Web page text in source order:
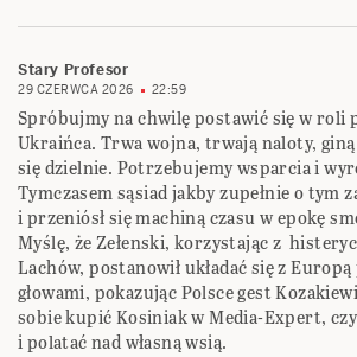
Stary Profesor
29 CZERWCA 2026 22:59
Spróbujmy na chwilę postawić się w roli
Ukraińca. Trwa wojna, trwają naloty,
się dzielnie. Potrzebujemy wsparcia i
Tymczasem sąsiad jakby zupełnie o tym
i przeniósł się machiną czasu w epokę
Myślę, że Zełenski, korzystając z
Lachów, postanowił układać się z
głowami, pokazując Polsce gest
sobie kupić Kosiniak w Media-Expert,
i polatać nad własną wsią.